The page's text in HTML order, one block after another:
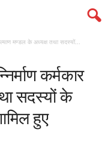
मण्डल के अध्यक्ष तथा सदस्यों...
कर्मकार
सदस्यों के
हुए